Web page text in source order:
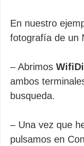
En nuestro
fotografía de un
– Abrimos
ambos
busqueda.
– Una vez que
pulsamos en